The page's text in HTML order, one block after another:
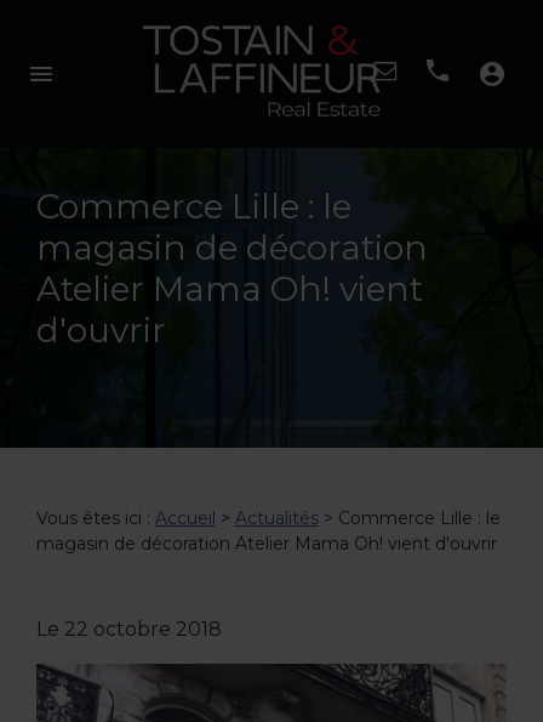
menu account_circle
Commerce Lille : le
magasin de décoration
Atelier Mama Oh! vient
d'ouvrir
Vous êtes ici : Accueil > Actualités> Commerce Lille : le
magasin de décoration Atelier Mama Oh! vient d'ouvrir
Le 22 octobre 2018